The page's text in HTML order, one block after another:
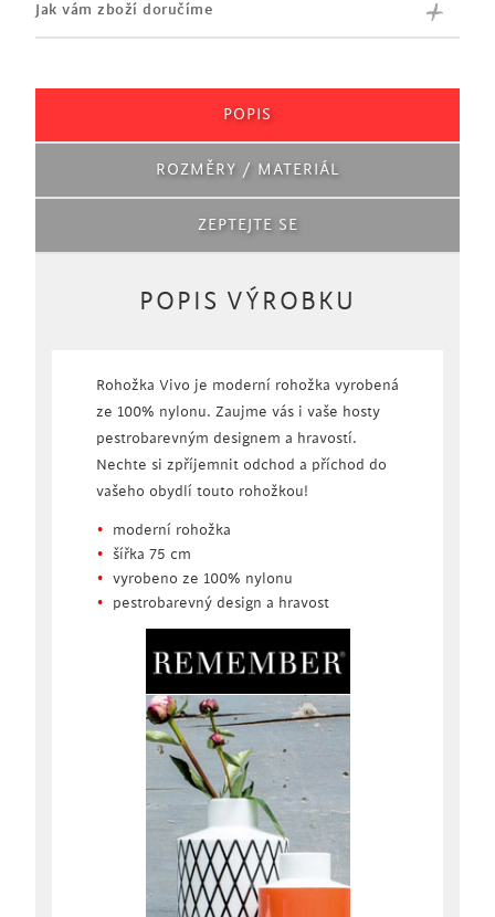
Jak vám zboží doručíme
POPIS
ROZMĚRY / MATERIÁL
ZEPTEJTE SE
POPIS VÝROBKU
Rohožka Vivo je moderní rohožka vyrobená
ze 100% nylonu. Zaujme vás i vaše hosty
pestrobarevným designem a hravostí.
Nechte si zpříjemnit odchod a příchod do
vašeho obydlí touto rohožkou!
moderní rohožka
šířka 75 cm
vyrobeno ze 100% nylonu
pestrobarevný design a hravost